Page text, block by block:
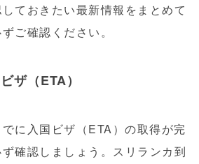
ておきたい最新情報をまとめて
ご確認ください。
ザ（ETA）
に入国ビザ（ETA）の取得が完
確認しましょう。スリランカ到